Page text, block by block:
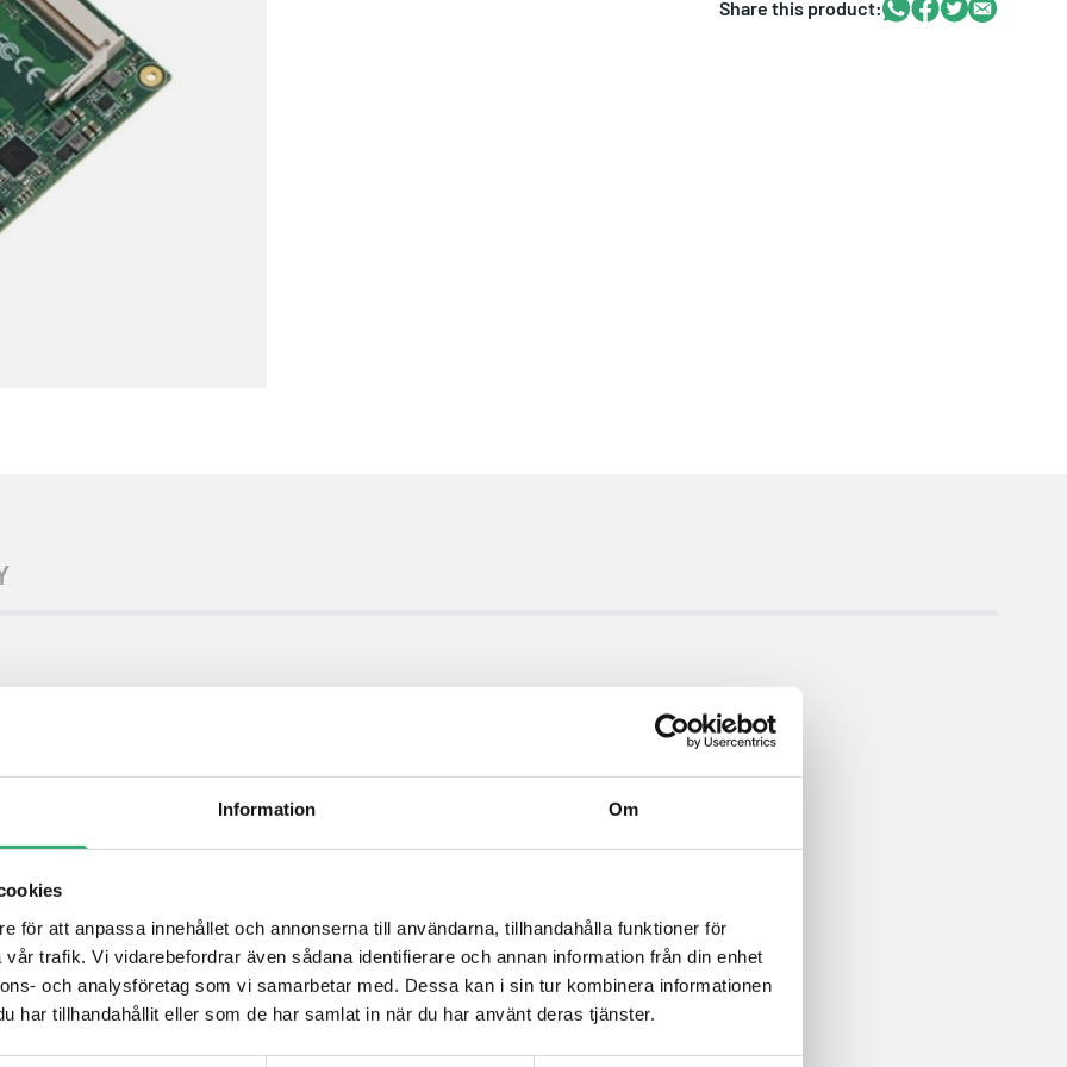
Information Om
för att anpassa innehållet och annonserna till användarna, tillhandahålla funktioner för
trafik. Vi vidarebefordrar även sådana identifierare och annan information från din enhet
och analysföretag som vi samarbetar med. Dessa kan i sin tur kombinera informationen
har tillhandahållit eller som de har samlat in när du har använt deras tjänster.
Share this product:Whatsapp
Facebook
Twitter
Email